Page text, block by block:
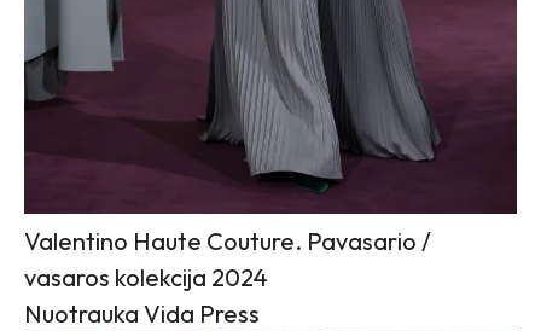
Valentino Haute Couture. Pavasario /
vasaros kolekcija 2024
Nuotrauka Vida Press